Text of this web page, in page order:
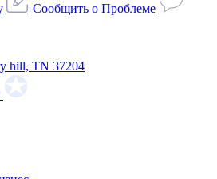
Сообщить о Проблеме
hill, TN 37204